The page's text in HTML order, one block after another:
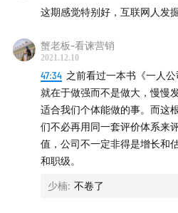
这期感觉特别好，互联网人发
蟹老板-看谏营销
2021.12.10
47:34 之前看过一本书《一人
就在于做强而不是做大，慢慢
适合我们个体能做的事。而这
们不必再用同一套评价体系来
值，公司不一定非得是增长和
和职级。
少楠: 不卷了